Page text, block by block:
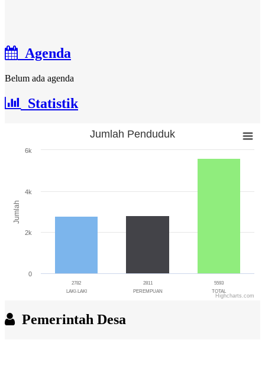
Agenda
Belum ada agenda
Statistik
Jumlah
Jumlah Penduduk
2782
LAKI-LAKI
2811
PEREMPUAN
5593
TOTAL
0
2k
4k
6k
Highcharts.com
Pemerintah Desa